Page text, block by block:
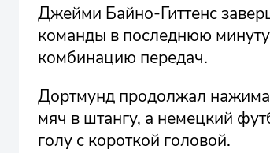
Джейми Байно-Гиттенс
команды в последнюю
комбинацию передач.
Дортмунд продолжал
мяч в штангу, а немецкий
голу с короткой головой.